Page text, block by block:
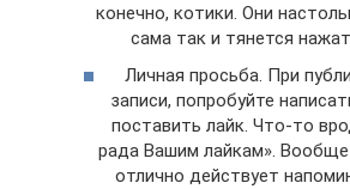
конечно, котики. Они
сама так и тянется
Личная просьба. При
записи, попробуйте
поставить лайк. Что-то
рада Вашим лайкам». Вообще
отлично действует